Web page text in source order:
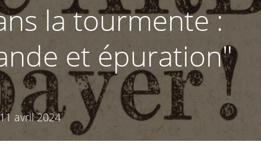
la tourmente :
et épuration"
avril 2024